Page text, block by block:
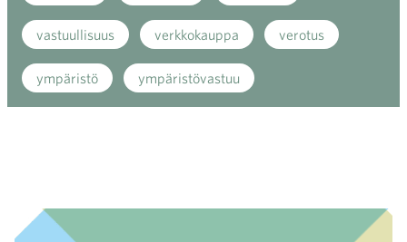
vastuullisuus verkkokauppa verotus
ympäristö ympäristövastuu